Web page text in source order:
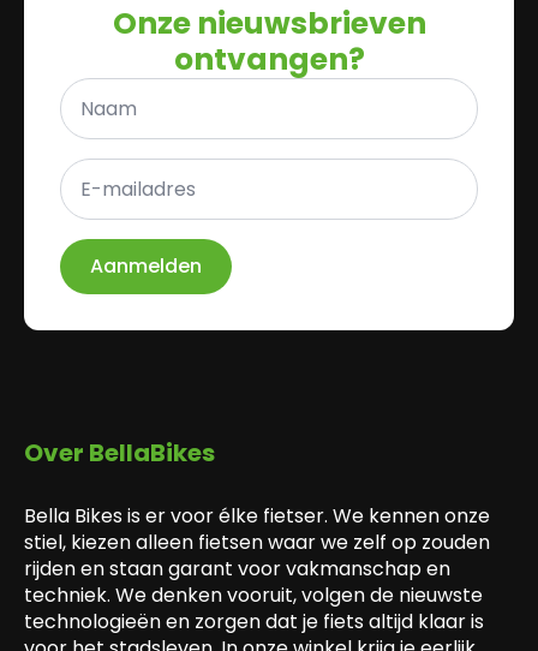
Onze nieuwsbrieven
ontvangen?
Naam
E-
mailadres
*
Aanmelden
Over BellaBikes
Bella Bikes is er voor élke fietser. We kennen onze
stiel, kiezen alleen fietsen waar we zelf op zouden
rijden en staan garant voor vakmanschap en
techniek. We denken vooruit, volgen de nieuwste
technologieën en zorgen dat je fiets altijd klaar is